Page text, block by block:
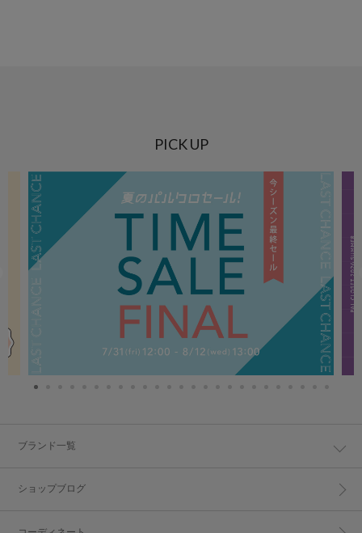
PICK UP
ブランド一覧
ショップブログ